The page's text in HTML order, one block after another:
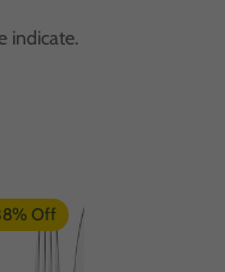
indicate.
Off